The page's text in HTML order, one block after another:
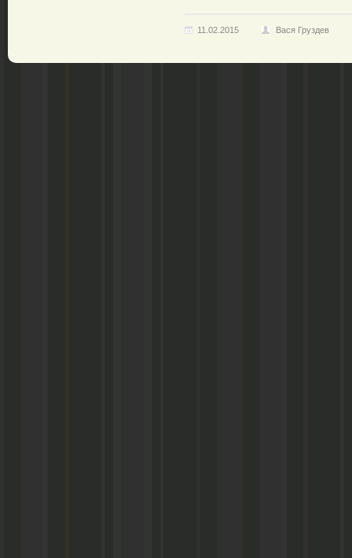
11.02.2015 Вася Груздев